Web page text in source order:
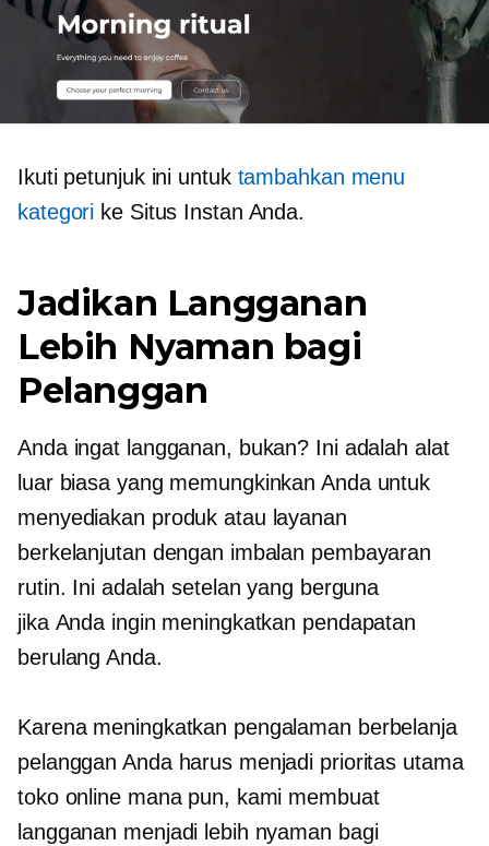
Ikuti petunjuk ini untuk tambahkan menu
kategori ke Situs Instan Anda.
Jadikan Langganan
Lebih Nyaman bagi
Pelanggan
Anda ingat langganan, bukan? Ini adalah alat
luar biasa yang memungkinkan Anda untuk
menyediakan produk atau layanan
berkelanjutan dengan imbalan pembayaran
rutin. Ini adalah setelan yang berguna
jika Anda ingin meningkatkan pendapatan
berulang Anda.
Karena meningkatkan pengalaman berbelanja
pelanggan Anda harus menjadi prioritas utama
toko online mana pun, kami membuat
langganan menjadi lebih nyaman bagi